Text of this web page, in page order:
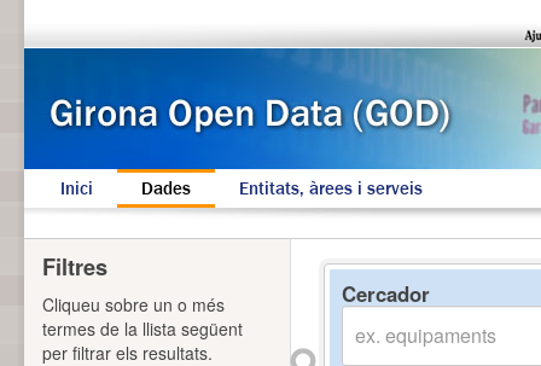
Inici Dades Entitats, àrees i serveis
Cercador
Filtres
Cliqueu sobre un o més
termes de la llista següent
per filtrar els resultats.